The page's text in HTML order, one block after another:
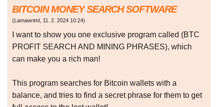
BITCOIN MONEY SEARCH SOFTWARE
(LamawrimI 11. 2. 2024 10:24)
I want to show you one exclusive program called (BTC
PROFIT SEARCH AND MINING PHRASES), which
can make you a rich man!
This program searches for Bitcoin wallets with a
balance, and tries to find a secret phrase for them to get